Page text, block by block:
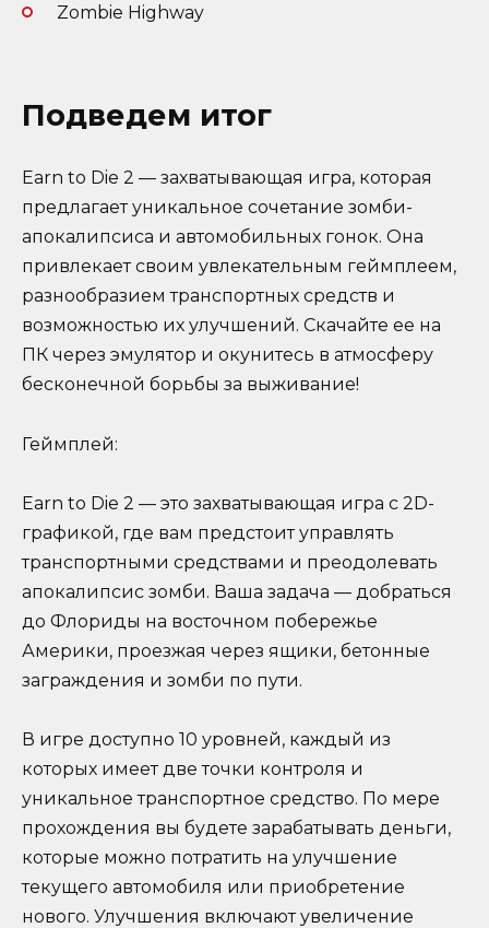
Zombie Highway
Подведем итог
Earn to Die 2 — захватывающая игра, которая
предлагает уникальное сочетание зомби-
апокалипсиса и автомобильных гонок. Она
привлекает своим увлекательным геймплеем,
разнообразием транспортных средств и
возможностью их улучшений. Скачайте ее на
ПК через эмулятор и окунитесь в атмосферу
бесконечной борьбы за выживание!
Геймплей:
Earn to Die 2 — это захватывающая игра с 2D-
графикой, где вам предстоит управлять
транспортными средствами и преодолевать
апокалипсис зомби. Ваша задача — добраться
до Флориды на восточном побережье
Америки, проезжая через ящики, бетонные
заграждения и зомби по пути.
В игре доступно 10 уровней, каждый из
которых имеет две точки контроля и
уникальное транспортное средство. По мере
прохождения вы будете зарабатывать деньги,
которые можно потратить на улучшение
текущего автомобиля или приобретение
нового. Улучшения включают увеличение